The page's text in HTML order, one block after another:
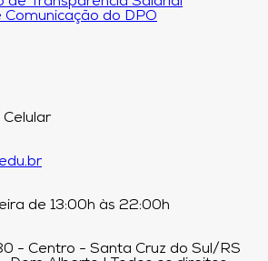
Comunicação do DPO
de 13:00h às 22:00h
- Centro - Santa Cruz do Sul/RS